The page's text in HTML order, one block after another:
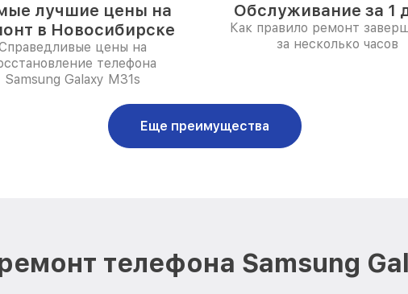
лучшие цены на
в Новосибирске
цены на
телефона
Samsung Galaxy M31s
Обслуживание за 1
Как правило ремонт
за несколько часов
Еще преимущества
телефона Samsung